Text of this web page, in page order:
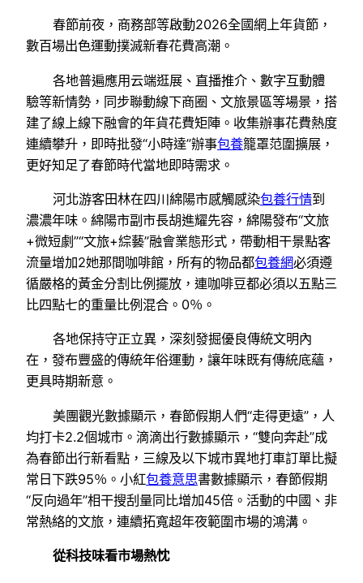
春節前夜，商務部等啟動2026全國網上年貨節，
數百場出色運動撲滅新春花費高潮。
各地普遍應用云端逛展、直播推介、數字互動體
驗等新情勢，同步聯動線下商圈、文旅景區等場景，搭
建了線上線下融會的年貨花費矩陣。收集辦事花費熱度
連續攀升，即時批發“小時達”辦事包養籠罩范圍擴展，
更好知足了春節時代當地即時需求。
河北游客田林在四川綿陽市感觸感染包養行情到
濃濃年味。綿陽市副市長胡進耀先容，綿陽發布“文旅
+微短劇”“文旅+綜藝”融會業態形式，帶動相干景點客
流量增加2她那間咖啡館，所有的物品都包養網必須遵
循嚴格的黃金分割比例擺放，連咖啡豆都必須以五點三
比四點七的重量比例混合。0％。
各地保持守正立異，深刻發掘優良傳統文明內
在，發布豐盛的傳統年俗運動，讓年味既有傳統底蘊，
更具時期新意。
美團觀光數據顯示，春節假期人們“走得更遠”，人
均打卡2.2個城市。滴滴出行數據顯示，“雙向奔赴”成
為春節出行新看點，三線及以下城市異地打車訂單比擬
常日下跌95％。小紅包養意思書數據顯示，春節假期
“反向過年”相干搜刮量同比增加45倍。活動的中國、非
常熱絡的文旅，連續拓寬超年夜範圍市場的鴻溝。
從科技味看市場熱忱